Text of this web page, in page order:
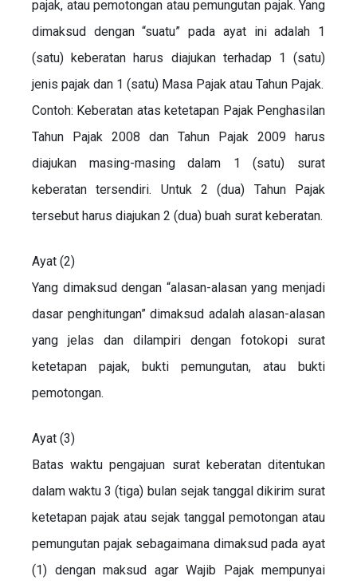
pajak, atau pemotongan atau pemungutan pajak. Yang
dimaksud dengan “suatu” pada ayat ini adalah 1
(satu) keberatan harus diajukan terhadap 1 (satu)
jenis pajak dan 1 (satu) Masa Pajak atau Tahun Pajak.
Contoh: Keberatan atas ketetapan Pajak Penghasilan
Tahun Pajak 2008 dan Tahun Pajak 2009 harus
diajukan masing-masing dalam 1 (satu) surat
keberatan tersendiri. Untuk 2 (dua) Tahun Pajak
tersebut harus diajukan 2 (dua) buah surat keberatan.
Ayat (2)
Yang dimaksud dengan “alasan-alasan yang menjadi
dasar penghitungan” dimaksud adalah alasan-alasan
yang jelas dan dilampiri dengan fotokopi surat
ketetapan pajak, bukti pemungutan, atau bukti
pemotongan.
Ayat (3)
Batas waktu pengajuan surat keberatan ditentukan
dalam waktu 3 (tiga) bulan sejak tanggal dikirim surat
ketetapan pajak atau sejak tanggal pemotongan atau
pemungutan pajak sebagaimana dimaksud pada ayat
(1) dengan maksud agar Wajib Pajak mempunyai